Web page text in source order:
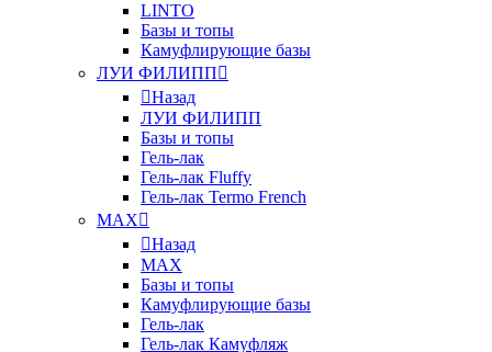
LINTO
Базы и топы
Камуфлирующие базы
ЛУИ ФИЛИПП
Назад
ЛУИ ФИЛИПП
Базы и топы
Гель-лак
Гель-лак Fluffy
Гель-лак Termo French
MAX
Назад
MAX
Базы и топы
Камуфлирующие базы
Гель-лак
Гель-лак Камуфляж